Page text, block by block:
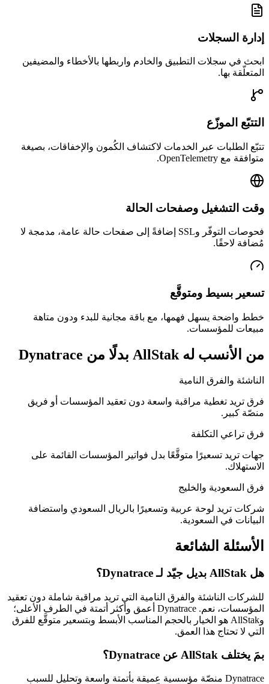
إدارة السجلات
ابحث في سجلات التطبيق والخادم واربطها بالأخطاء والمضيفين
المتعلّقة بها.
التتبّع الموزّع
تتبّع الطلبات عبر الخدمات لاكتشاف الكُمون والإخفاقات، بصيغة
متوافقة مع OpenTelemetry.
وقت التشغيل وصفحات الحالة
فحوصات التوفّر وSSL إضافةً إلى صفحات حالة عامة، مدمجة لا
مُضافة لاحقًا.
تسعير بسيط ومتوقَّع
خطط واضحة يسهل فهمها، مع باقة مجانية للبدء ودون متاهة
مبيعات للمؤسسات.
من الأنسب له AllStak بدلًا من Dynatrace
الناشئة والفرق النامية
فرق تريد تغطية مراقبة واسعة دون تعقيد المؤسسات أو فريق
منصّة كبير.
فرق تراعي التكلفة
جهات تريد تسعيرًا متوقَّعًا بدل فواتير المؤسسات القائمة على
الاستهلاك.
فرق السعودية والخليج
شركات تريد لوحة عربية وتسعيرًا بالريال السعودي واستضافة
البيانات في السعودية.
الأسئلة الشائعة
هل AllStak بديل جيّد لـ Dynatrace؟
للشركات الناشئة والفرق النامية التي تريد مراقبة شاملة دون تعقيد
المؤسسات، نعم. Dynatrace أعمق وأكثر أتمتة في الطرف الأعلى؛
وAllStak هو الخيار بالحجم المناسب الأبسط وبتسعير متوقَّع للفرق
التي لا تحتاج هذا العمق.
بمَ يختلف AllStak عن Dynatrace؟
Dynatrace منصّة مؤسسية عميقة بأتمتة واسعة وتحليل للسبب